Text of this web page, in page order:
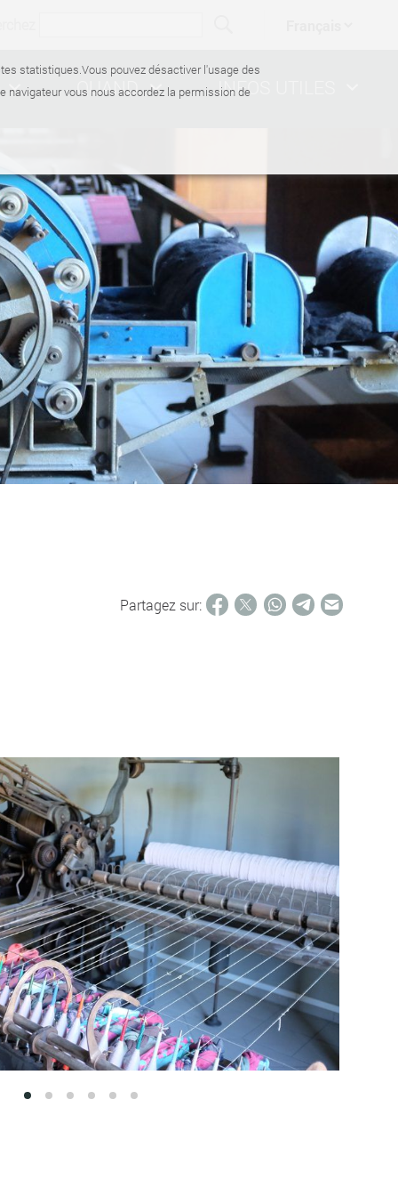
statistiques.Vous pouvez désactiver l'usage des
navigateur vous nous accordez la permission de
QUAND INFOS UTILES
Partagez sur:
1 2 3 4 5 6